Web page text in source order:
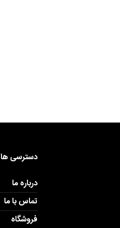
دسترسی ها
درباره ما
تماس با ما
فروشگاه